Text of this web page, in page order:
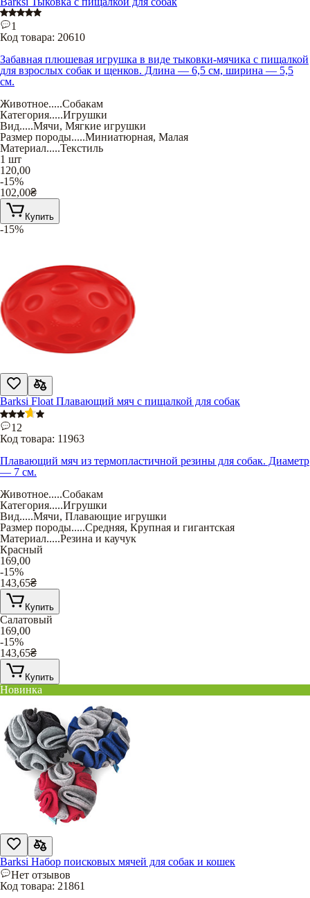
1
Код товара: 20610
Забавная плюшевая игрушка в виде тыковки-мячика с пищалкой
для взрослых собак и щенков. Длина — 6,5 см, ширина — 5,5
см.
Животное.....Собакам
Категория.....Игрушки
Вид.....Мячи, Мягкие игрушки
Размер породы.....Миниатюрная, Малая
Материал.....Текстиль
1 шт
120,00
-15%
102,00₴
Купить
-15%
Barksi Float Плавающий мяч с пищалкой для собак
12
Код товара: 11963
Плавающий мяч из термопластичной резины для собак. Диаметр
— 7 см.
Животное.....Собакам
Категория.....Игрушки
Вид.....Мячи, Плавающие игрушки
Размер породы.....Средняя, Крупная и гигантская
Материал.....Резина и каучук
Красный
169,00
-15%
143,65₴
Купить
Салатовый
169,00
-15%
143,65₴
Купить
Новинка
Barksi Набор поисковых мячей для собак и кошек
Нет отзывов
Код товара: 21861